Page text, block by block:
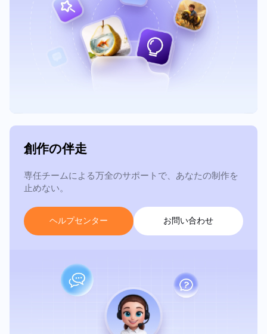
創作の伴走
専任チームによる万全のサポートで、あなたの制作を
止めない。
ヘルプセ ン タ ー お 問 い合わせ